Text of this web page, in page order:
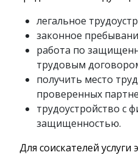
легальное
законное
работа по
трудовым
получить место
проверенных
трудоустройство с
защищенностью.
Для соискателей услуги